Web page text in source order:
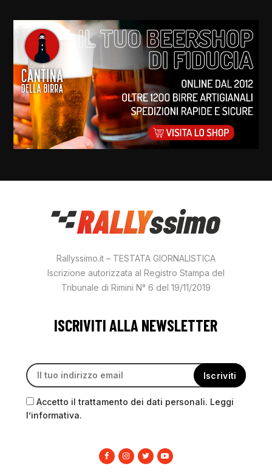
Rallyssimo.it – TESTATA GIORNALISTICA
Iscrizione autorizzata al Registro Stampa del
Tribunale di Rimini N° 6 del 19/11/2019
ISCRIVITI ALLA NEWSLETTER
Accetto il trattamento dei dati personali. Leggi
l’informativa.